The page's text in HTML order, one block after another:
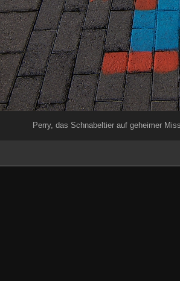
Perry, das Schnabeltier auf geheimer